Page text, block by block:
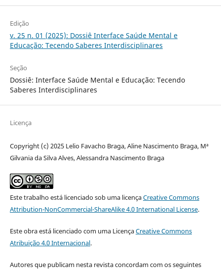
Edição
v. 25 n. 01 (2025): Dossiê Interface Saúde Mental e
Educação: Tecendo Saberes Interdisciplinares
Seção
Dossiê: Interface Saúde Mental e Educação: Tecendo
Saberes Interdisciplinares
Licença
Copyright (c) 2025 Lelio Favacho Braga, Aline Nascimento Braga, Mª
Gilvania da Silva Alves, Alessandra Nascimento Braga
Este trabalho está licenciado sob uma licençaCreative Commons
Attribution-NonCommercial-ShareAlike 4.0 International License.
Este obra está licenciado com uma LicençaCreative Commons
Atribuição 4.0 Internacional.
Autores que publicam nesta revista concordam com os seguintes